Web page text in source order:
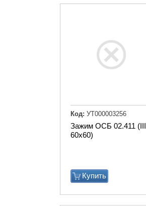
Зажим ОСБ 02.411 (III
60х60)
Купить
Код: УТ000003256